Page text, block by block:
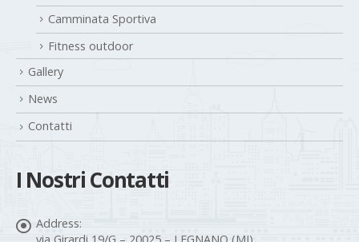
Camminata Sportiva
Fitness outdoor
Gallery
News
Contatti
I Nostri Contatti
Address:
via Girardi 19/G – 20025 – LEGNANO (MI)